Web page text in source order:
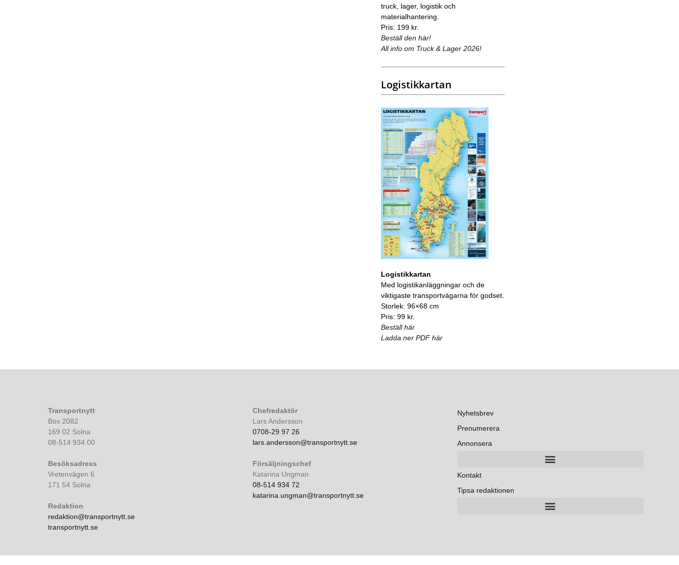
truck, lager, logistik och
materialhantering.
Pris: 199 kr.
Beställ den här!
All info om Truck & Lager 2026!
Logistikkartan
Logistikkartan
Med logistikanläggningar och de
viktigaste transportvägarna för godset.
Storlek: 96×68 cm
Pris: 99 kr.
Beställ här
Ladda ner PDF här
Transportnytt
Box 2082
169 02 Solna
08-514 934 00
Besöksadress
Vretenvägen 6
171 54 Solna
Redaktion
redaktion@transportnytt.se
transportnytt.se
Chefredaktör
Lars Andersson
0708-29 97 26
lars.andersson@transportnytt.se
Försäljningschef
Katarina Ungman
08-514 934 72
katarina.ungman@transportnytt.se
Nyhetsbrev
Prenumerera
Annonsera
Kontakt
Tipsa redaktionen